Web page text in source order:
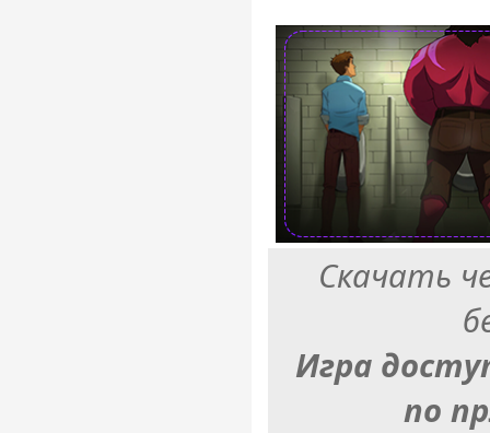
Скачать
Игра
по